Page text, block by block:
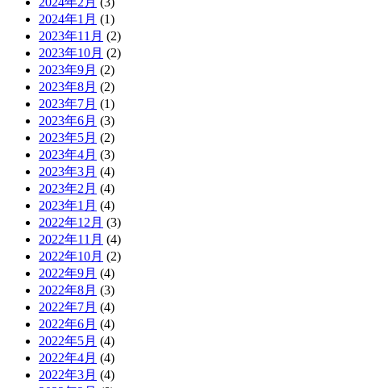
2024年1月 (1)
2023年11月 (2)
2023年10月 (2)
2023年9月 (2)
2023年8月 (2)
2023年7月 (1)
2023年6月 (3)
2023年5月 (2)
2023年4月 (3)
2023年3月 (4)
2023年2月 (4)
2023年1月 (4)
2022年12月 (3)
2022年11月 (4)
2022年10月 (2)
2022年9月 (4)
2022年8月 (3)
2022年7月 (4)
2022年6月 (4)
2022年5月 (4)
2022年4月 (4)
2022年3月 (4)